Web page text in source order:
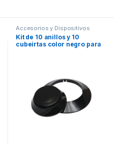
Accesorios y Dispositivos
Direccionables Detección de
Fuego
Kit de 10 anillos y 10
cubeirtas color negro para